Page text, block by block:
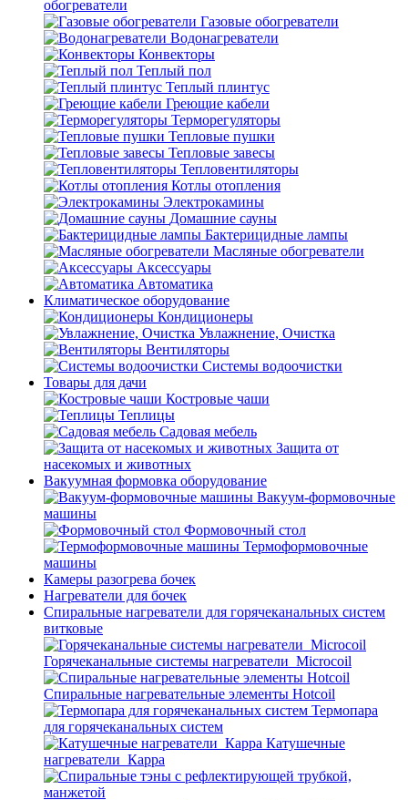
обогреватели
Газовые обогреватели
Водонагреватели
Конвекторы
Теплый пол
Теплый плинтус
Греющие кабели
Терморегуляторы
Тепловые пушки
Тепловые завесы
Тепловентиляторы
Котлы отопления
Электрокамины
Домашние сауны
Бактерицидные лампы
Масляные обогреватели
Аксессуары
Автоматика
Климатическое оборудование
Кондиционеры
Увлажнение, Очистка
Вентиляторы
Системы водоочистки
Товары для дачи
Костровые чаши
Теплицы
Садовая мебель
Защита от
насекомых и животных
Вакуумная формовка оборудование
Вакуум-формовочные
машины
Формовочный стол
Термоформовочные
машины
Камеры разогрева бочек
Нагреватели для бочек
Спиральные нагреватели для горячеканальных систем
витковые
Горячеканальные системы нагреватели_Microcoil
Спиральные нагревательные элементы Hotcoil
Термопара
для горячеканальных систем
Катушечные
нагреватели_Карра